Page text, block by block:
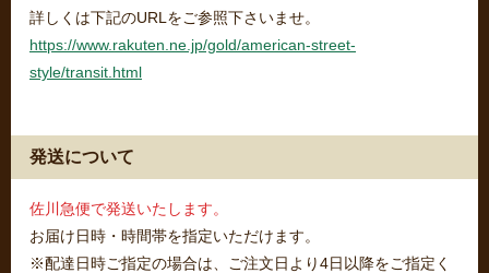
詳しくは下記のURLをご参照下さいませ。
https://www.rakuten.ne.jp/gold/american-street-
style/transit.html
発送について
佐川急便で発送いたします。
お届け日時・時間帯を指定いただけます。
※配達日時ご指定の場合は、ご注文日より4日以降をご指定く